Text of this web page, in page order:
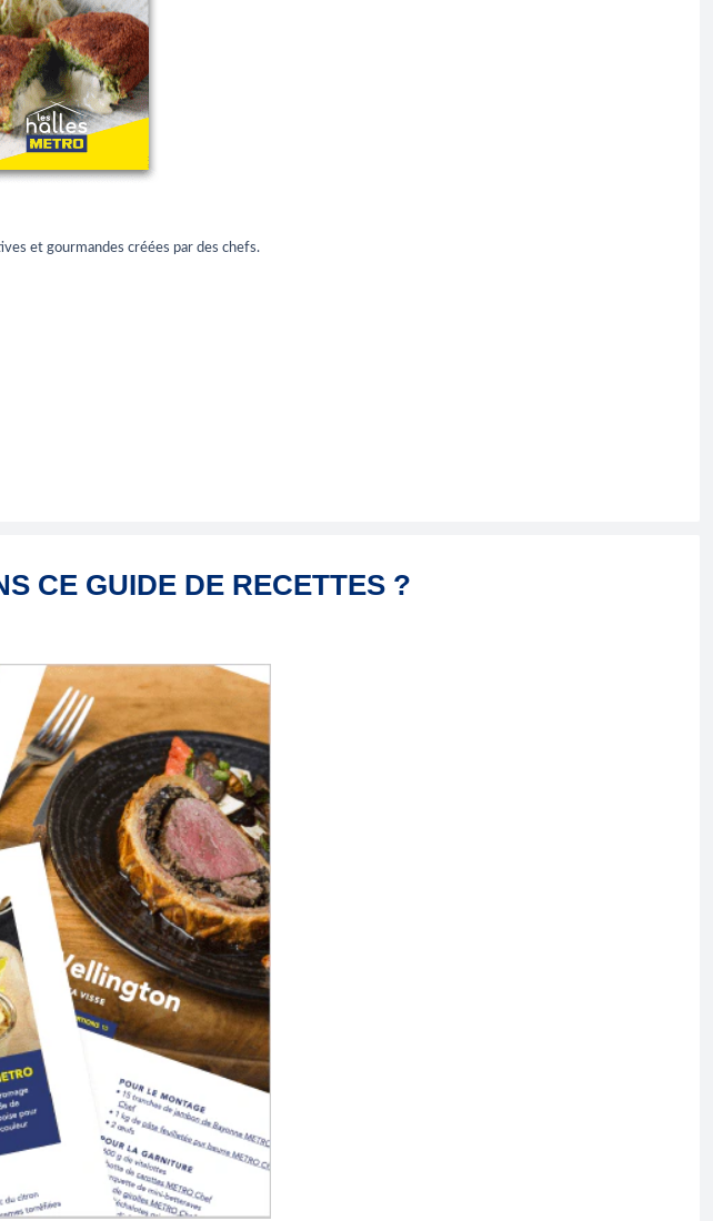
et gourmandes créées par des chefs.
CE GUIDE DE RECETTES ?